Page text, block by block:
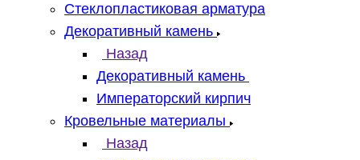
Стеклопластиковая арматура
Декоративный камень
Назад
Декоративный камень
Императорский кирпич
Кровельные материалы
Назад